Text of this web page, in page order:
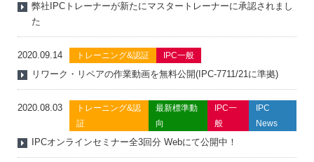
弊社IPCトレーナーが新たにマスタートレーナーに承認されまし
た
2020.09.14 トレーニング&認証 IPC一般
リワーク・リペアの作業動画を無料公開(IPC-7711/21に準拠)
2020.08.03
トレーニング&認
証
最新標準動
向
IPC一
般
IPC
News
IPCオンラインセミナー全3回分 Webにて公開中！